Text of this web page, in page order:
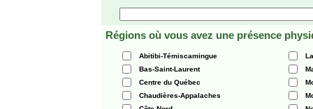
Régions où vous avez une présence
Abitibi-Témiscamingue
Bas-Saint-Laurent
Centre du Québec
Chaudières-Appalaches